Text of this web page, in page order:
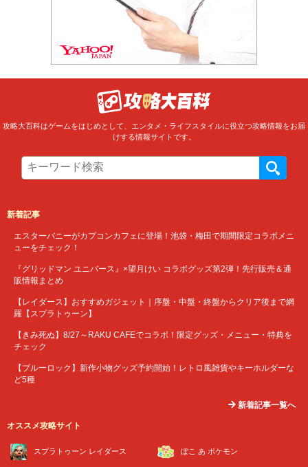
攻略大百科はゲームをはじめとして、エンタメ・ライフスタイルに役立つ攻略情報をお届
けする情報サイトです。
新着記事
エスターバニーがカプコンカフェに登場！池袋・梅田で期間限定コラボメニ
ューをチェック！
『グリッドマン ユニバース』×望月けい コラボグッズ第2弾！先行販売＆通
販情報まとめ
【レイダース】おすすめガジェット｜序盤・中盤・終盤からクリア後まで網
羅【スプラトゥーン】
【きみ死ぬ】8/27～RAKU CAFEでコラボ！限定グッズ・メニュー・特典を
チェック
【ブルーロック】新作小物グッズ予約開始！レトロ風雑貨やキーホルダーな
ど5種
新着記事一覧へ
オススメ攻略サイト
スプラトゥーン レイダース ぽこ あ ポケモン